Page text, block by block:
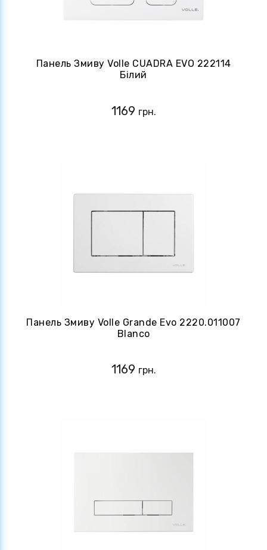
Панель Змиву Volle CUADRA EVO 222114
Білий
1169 грн.
Панель Змиву Volle Grande Evo 2220.011007
Blanco
1169 грн.